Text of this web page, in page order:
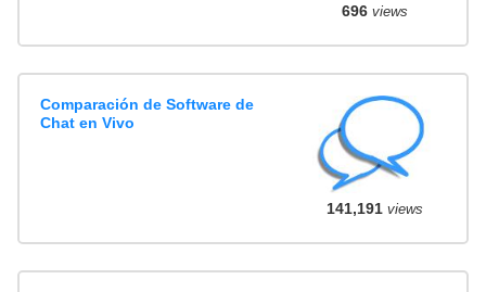
696views
Comparación de Software de
Chat en Vivo
141,191views